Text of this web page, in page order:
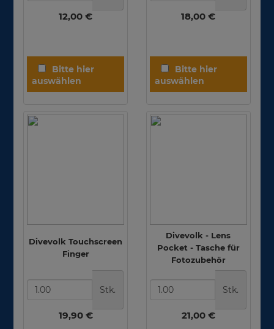
12,00 € 18,00 €
Divevolk Touchscreen
Finger
Stk.
19,90 €
Divevolk - Lens
Pocket - Tasche für
Fotozubehör
Stk.
21,00 €